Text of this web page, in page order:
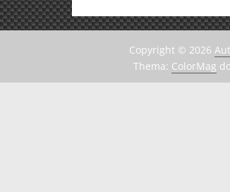
Copyright © 2026
Thema: ColorMag